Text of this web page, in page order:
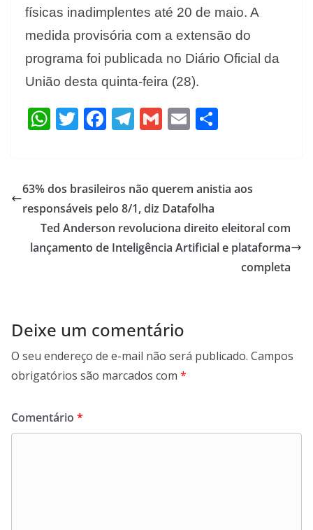
físicas inadimplentes até 20 de maio. A
medida provisória com a extensão do
programa foi publicada no Diário Oficial da
União desta quinta-feira (28).
W
s
A
p
p
T
er
F
b
o
o
k
T
gr
a
m
G
l
E
l e
63% dos brasileiros não querem anistia aos
responsáveis pelo 8/1, diz Datafolha
Ted Anderson revoluciona direito eleitoral com
lançamento de Inteligência Artificial e plataforma
completa
Deixe um comentário
O seu endereço de e-mail não será publicado. Campos
obrigatórios são marcados com *
Comentário *